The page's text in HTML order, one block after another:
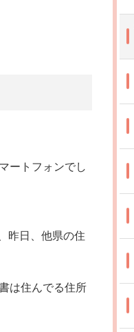
ートフォンでし
昨日、他県の住
は住んでる住所